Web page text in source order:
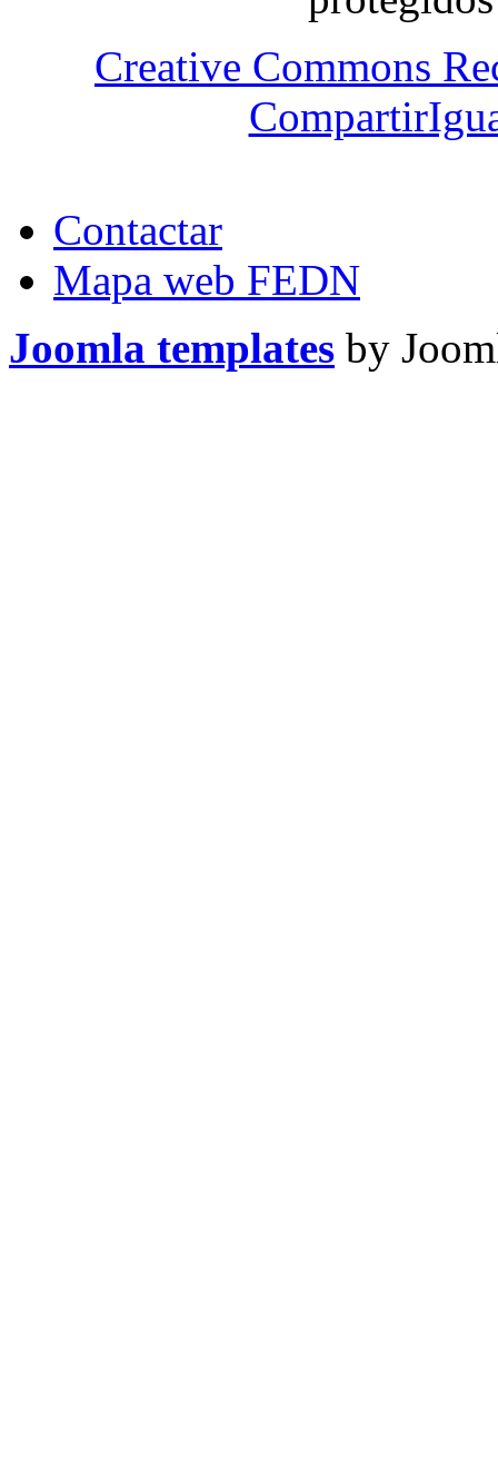
Creative Commons
Contactar
Mapa web FEDN
Joomla templates by